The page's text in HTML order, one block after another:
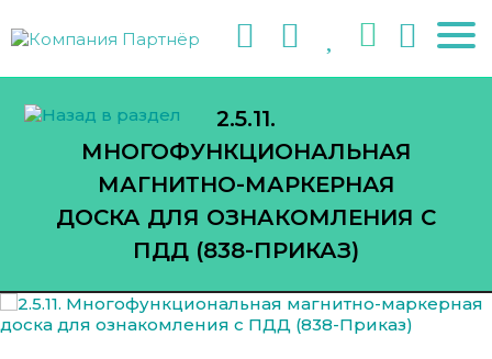
2.5.11.
МНОГОФУНКЦИОНАЛЬНАЯ
МАГНИТНО-МАРКЕРНАЯ
ДОСКА ДЛЯ ОЗНАКОМЛЕНИЯ С
ПДД (838-ПРИКАЗ)